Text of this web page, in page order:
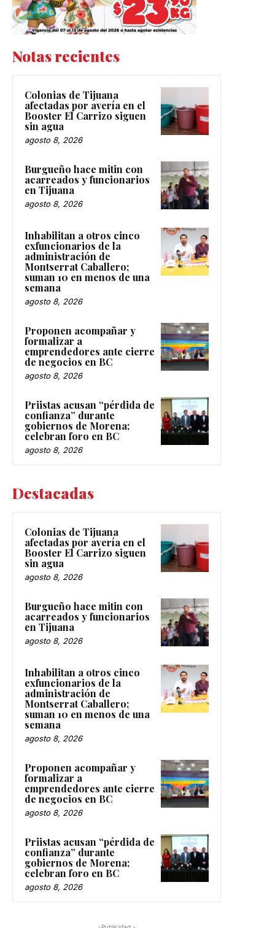
Notas recientes
Colonias de Tijuana
afectadas por avería en el
Booster El Carrizo siguen
sin agua
agosto 8, 2026
Burgueño hace mitin con
acarreados y funcionarios
en Tijuana
agosto 8, 2026
Inhabilitan a otros cinco
exfuncionarios de la
administración de
Montserrat Caballero;
suman 10 en menos de una
semana
agosto 8, 2026
Proponen acompañar y
formalizar a
emprendedores ante cierre
de negocios en BC
agosto 8, 2026
Priistas acusan “pérdida de
confianza” durante
gobiernos de Morena;
celebran foro en BC
agosto 8, 2026
Destacadas
Colonias de Tijuana
afectadas por avería en el
Booster El Carrizo siguen
sin agua
agosto 8, 2026
Burgueño hace mitin con
acarreados y funcionarios
en Tijuana
agosto 8, 2026
Inhabilitan a otros cinco
exfuncionarios de la
administración de
Montserrat Caballero;
suman 10 en menos de una
semana
agosto 8, 2026
Proponen acompañar y
formalizar a
emprendedores ante cierre
de negocios en BC
agosto 8, 2026
Priistas acusan “pérdida de
confianza” durante
gobiernos de Morena;
celebran foro en BC
agosto 8, 2026